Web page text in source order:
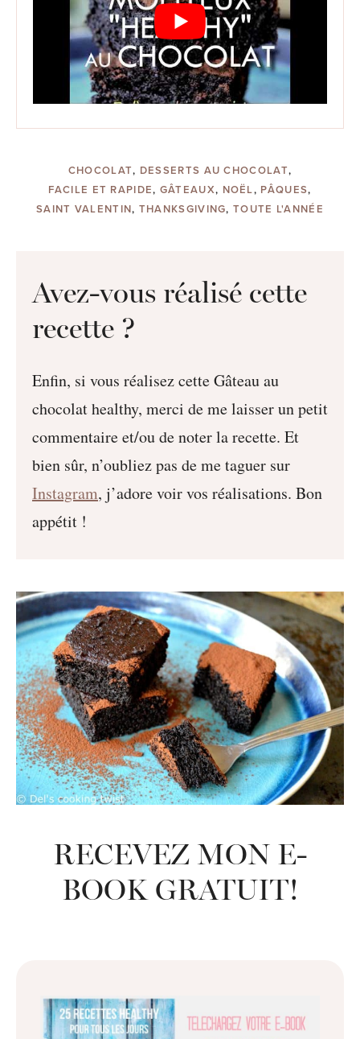
CHOCOLAT, DESSERTS AU CHOCOLAT,
FACILE ET RAPIDE, GÂTEAUX, NOËL, PÂQUES,
SAINT VALENTIN, THANKSGIVING,TOUTE L'ANNÉE
Avez-vous réalisé cette
recette ?
Enfin, si vous réalisez cette Gâteau au
chocolat healthy, merci de me laisser un petit
commentaire et/ou de noter la recette. Et
bien sûr, n’oubliez pas de me taguer sur
Instagram, j’adore voir vos réalisations. Bon
appétit !
RECEVEZ MON E-
BOOK GRATUIT!